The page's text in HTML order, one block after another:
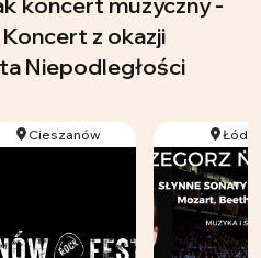
z okazji
Niepodległości
Cieszanów Łódź